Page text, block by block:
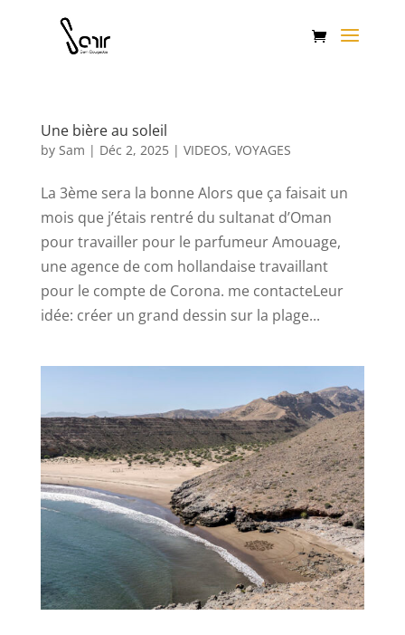
Une bière au soleil
by Sam | Déc 2, 2025| VIDEOS, VOYAGES
La 3ème sera la bonne Alors que ça faisait un
mois que j’étais rentré du sultanat d’Oman
pour travailler pour le parfumeur Amouage,
une agence de com hollandaise travaillant
pour le compte de Corona. me contacteLeur
idée: créer un grand dessin sur la plage...